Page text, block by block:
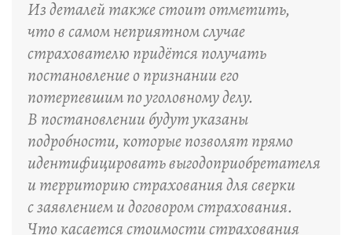
Из деталей также стоит отметить,
что в самом неприятном случае
страхователю придётся получать
постановление о признании его
потерпевшим по уголовному делу.
В постановлении будут указаны
подробности, которые позволят прямо
идентифицировать выгодоприобретателя
и территорию страхования для сверки
с заявлением и договором страхования.
Что касается стоимости страхования